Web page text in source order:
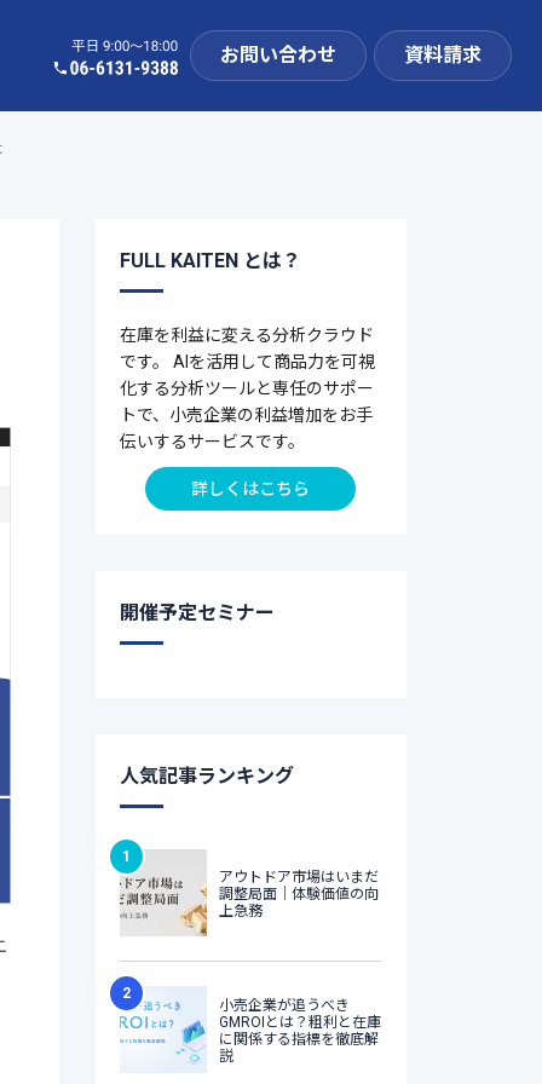
お問い合わせ 資料請求
FULL KAITEN とは？
在庫を利益に変える分析クラウド
です。 AIを活用して商品力を可視
化する分析ツールと専任のサポー
トで、小売企業の利益増加をお手
伝いするサービスです。
詳しくはこちら
開催予定セミナー
人気記事ランキング